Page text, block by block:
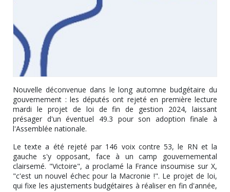
Nouvelle déconvenue dans le long automne budgétaire du
gouvernement : les députés ont rejeté en première lecture
mardi le projet de loi de fin de gestion 2024, laissant
présager d'un éventuel 49.3 pour son adoption finale à
l'Assemblée nationale.
Le texte a été rejeté par 146 voix contre 53, le RN et la
gauche s'y opposant, face à un camp gouvernemental
clairsemé. "Victoire", a proclamé la France insoumise sur X,
"c'est un nouvel échec pour la Macronie !". Le projet de loi,
qui fixe les ajustements budgétaires à réaliser en fin d'année,